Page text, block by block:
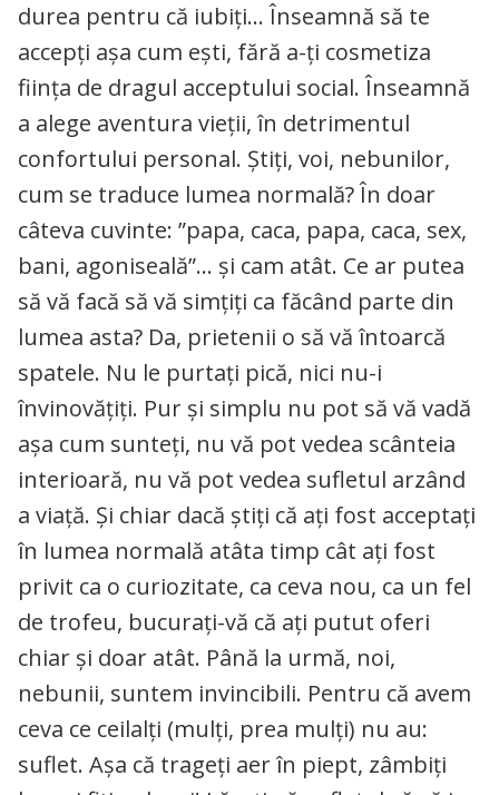
durea pentru că iubiți… Înseamnă să te
accepți așa cum ești, fără a-ți cosmetiza
ființa de dragul acceptului social. Înseamnă
a alege aventura vieții, în detrimentul
confortului personal. Știți, voi, nebunilor,
cum se traduce lumea normală? În doar
câteva cuvinte: ”papa, caca, papa, caca, sex,
bani, agoniseală”… și cam atât. Ce ar putea
să vă facă să vă simțiți ca făcând parte din
lumea asta? Da, prietenii o să vă întoarcă
spatele. Nu le purtați pică, nici nu-i
învinovățiți. Pur și simplu nu pot să vă vadă
așa cum sunteți, nu vă pot vedea scânteia
interioară, nu vă pot vedea sufletul arzând
a viață. Și chiar dacă știți că ați fost acceptați
în lumea normală atâta timp cât ați fost
privit ca o curiozitate, ca ceva nou, ca un fel
de trofeu, bucurați-vă că ați putut oferi
chiar și doar atât. Până la urmă, noi,
nebunii, suntem invincibili. Pentru că avem
ceva ce ceilalți (mulți, prea mulți) nu au:
suflet. Așa că trageți aer în piept, zâmbiți